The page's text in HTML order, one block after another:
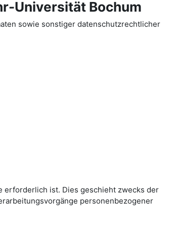
Universität Bochum
sowie sonstiger datenschutzrechtlicher
erforderlich ist. Dies geschieht zwecks der
personenbezogener